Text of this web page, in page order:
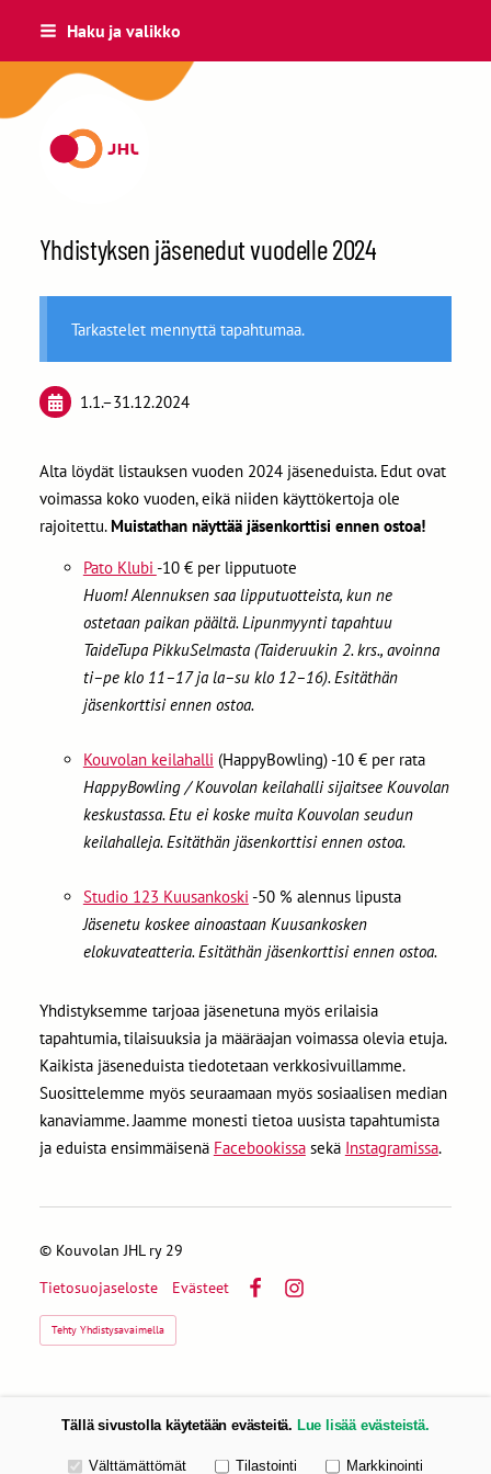
Siirry
sisältöön
Haku ja valikko
Kouvolan JHL ry 29
Yhdistyksen jäsenedut vuodelle 2024
Tarkastelet mennyttä tapahtumaa.
1.1.–31.12.2024
Alta löydät listauksen vuoden 2024 jäseneduista. Edut ovat
voimassa koko vuoden, eikä niiden käyttökertoja ole
rajoitettu.Muistathan näyttää jäsenkorttisi ennen ostoa!
Pato Klubi -10 € per lipputuote
Huom! Alennuksen saa lipputuotteista, kun ne
ostetaan paikan päältä. Lipunmyynti tapahtuu
TaideTupa PikkuSelmasta (Taideruukin 2. krs., avoinna
ti–pe klo 11–17 ja la–su klo 12–16). Esitäthän
jäsenkorttisi ennen ostoa.
Kouvolan keilahalli (HappyBowling) -10 € per rata
HappyBowling / Kouvolan keilahalli sijaitsee Kouvolan
keskustassa. Etu ei koske muita Kouvolan seudun
keilahalleja. Esitäthän jäsenkorttisi ennen ostoa.
Studio 123 Kuusankoski -50 % alennus lipusta
Jäsenetu koskee ainoastaan Kuusankosken
elokuvateatteria. Esitäthän jäsenkorttisi ennen ostoa.
Yhdistyksemme tarjoaa jäsenetuna myös erilaisia
tapahtumia, tilaisuuksia ja määräajan voimassa olevia etuja.
Kaikista jäseneduista tiedotetaan verkkosivuillamme.
Suosittelemme myös seuraamaan myös sosiaalisen median
kanaviamme. Jaamme monesti tietoa uusista tapahtumista
ja eduista ensimmäisenä Facebookissasekä Instagramissa.
© Kouvolan JHL ry 29
Tietosuojaseloste
Evästeet
Tehty Yhdistysavaimella
Tällä sivustolla käytetään evästeitä. Lue lisää evästeistä.
Valitse käytettävät evästeet
Välttämättömät Tilastointi Markkinointi